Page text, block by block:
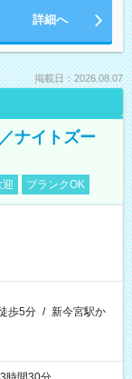
詳細へ
掲載日：2026.08.07
ナイトズー
迎 ブランクOK
歩5分 / 新今宮駅か